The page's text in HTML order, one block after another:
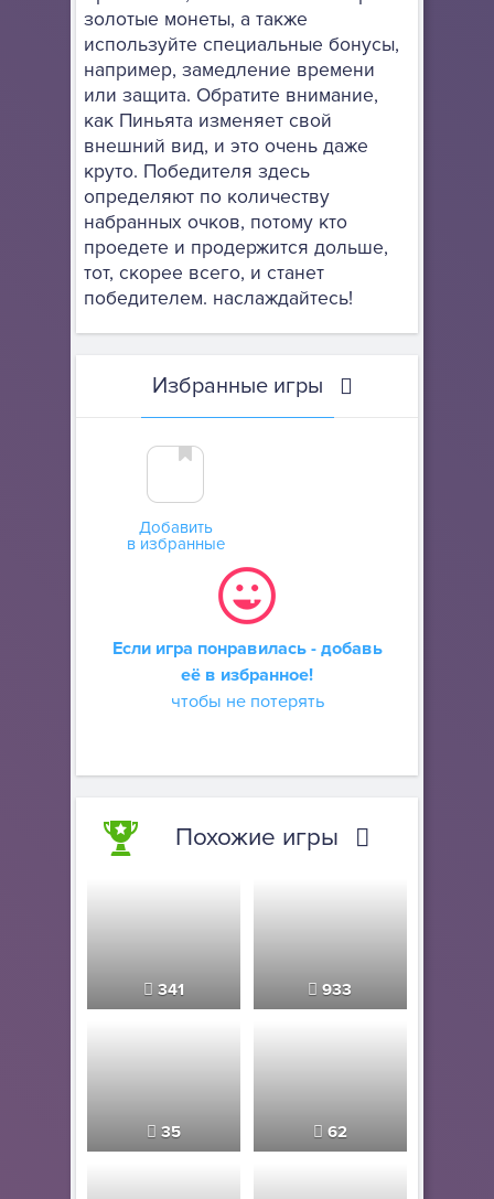
золотые монеты, а также
используйте специальные бонусы,
например, замедление времени
или защита. Обратите внимание,
как Пиньята изменяет свой
внешний вид, и это очень даже
круто. Победителя здесь
определяют по количеству
набранных очков, потому кто
проедете и продержится дольше,
тот, скорее всего, и станет
победителем. наслаждайтесь!
Избранные игры
Добавить
в избранные
Если игра понравилась - добавь
её в избранное!
чтобы не потерять
Похожие игры
341 933
35 62